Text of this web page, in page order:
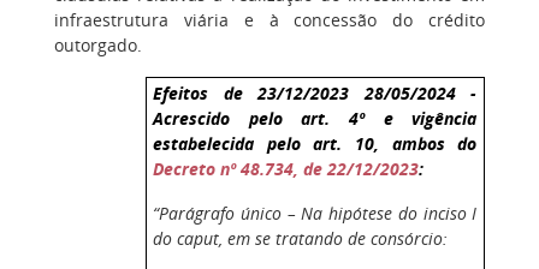
infraestrutura viária e à concessão do crédito
outorgado.
Efeitos de 23/12/2023 28/05/2024 -
Acrescido pelo art. 4º e vigência
estabelecida pelo art. 10, ambos do
Decreto nº 48.734, de 22/12/2023:
“Parágrafo único – Na hipótese do inciso I
do caput, em se tratando de consórcio: